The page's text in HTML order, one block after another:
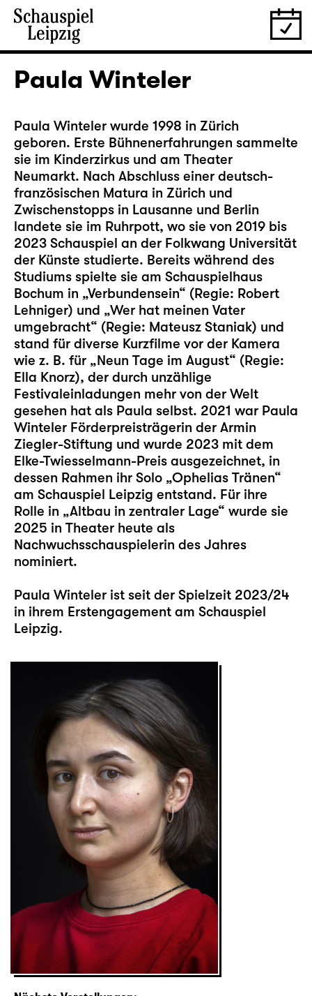
Paula Winteler
Paula Winteler wurde 1998 in Zürich
geboren. Erste Bühnenerfahrungen sammelte
sie im Kinderzirkus und am Theater
Neumarkt. Nach Abschluss einer deutsch-
französischen Matura in Zürich und
Zwischenstopps in Lausanne und Berlin
landete sie im Ruhrpott, wo sie von 2019 bis
2023 Schauspiel an der Folkwang Universität
der Künste studierte. Bereits während des
Studiums spielte sie am Schauspielhaus
Bochum in „Verbundensein“ (Regie: Robert
Lehniger) und „Wer hat meinen Vater
umgebracht“ (Regie: Mateusz Staniak) und
stand für diverse Kurzfilme vor der Kamera
wie z. B. für „Neun Tage im August“ (Regie:
Ella Knorz), der durch unzählige
Festivaleinladungen mehr von der Welt
gesehen hat als Paula selbst. 2021 war Paula
Winteler Förderpreisträgerin der Armin
Ziegler-Stiftung und wurde 2023 mit dem
Elke-Twiesselmann-Preis ausgezeichnet, in
dessen Rahmen ihr Solo „Ophelias Tränen“
am Schauspiel Leipzig entstand. Für ihre
Rolle in „Altbau in zentraler Lage“ wurde sie
2025 in Theater heute als
Nachwuchsschauspielerin des Jahres
nominiert.
Paula Winteler ist seit der Spielzeit 2023/24
in ihrem Erstengagement am Schauspiel
Leipzig.